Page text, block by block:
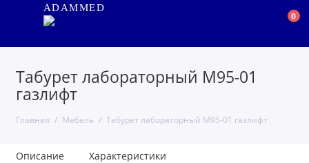
ADAMMED
0
Табурет лабораторный М95-01
газлифт
Главная Мебель Табурет лабораторный М95-01 газлифт
Описание Характеристики